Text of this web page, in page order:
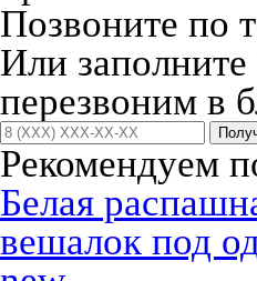
Позвоните по
Или
перезвоним в
Рекомендуем
Белая
вешалок под